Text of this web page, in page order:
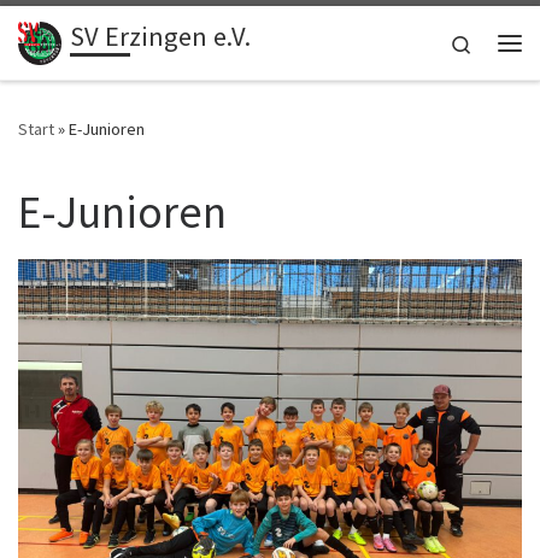
Zum Inhalt springen
SV Erzingen e.V.
Search
Start»E-Junioren
E-Junioren